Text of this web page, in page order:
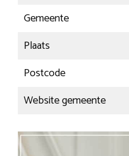
Gemeente
Plaats
Postcode
Website gemeente